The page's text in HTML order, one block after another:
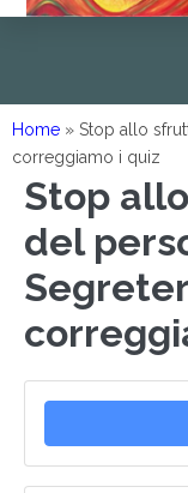
Home » Stop allo
correggiamo i quiz
Stop
del